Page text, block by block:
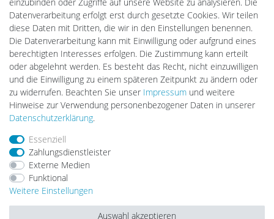
DEYESOLAR
Lightech Connect
CardanLight Europe
FORTIMO LEDs
LED-RETROSHOP
Wallbox24
Impressum
Barrierefreiheitserklärung
Vertrag widerrufen
Datenverarbeitung erfolgt erst durch gesetzte Cookies. Wir teilen
diese Daten mit Dritten, die wir in den Einstellungen benennen.
Die Datenverarbeitung kann mit Einwilligung oder aufgrund eines
berechtigten Interesses erfolgen. Die Zustimmung kann erteilt
oder abgelehnt werden. Es besteht das Recht, nicht einzuwilligen
und die Einwilligung zu einem späteren Zeitpunkt zu ändern oder
zu widerrufen. Beachten Sie unser Impressum und weitere
Hinweise zur Verwendung personenbezogener Daten in unserer
Daten­schutz­erklärung.
Essenziell
Zahlungsdienstleister
Externe Medien
Funktional
Weitere Einstellungen
Auswahl akzeptieren